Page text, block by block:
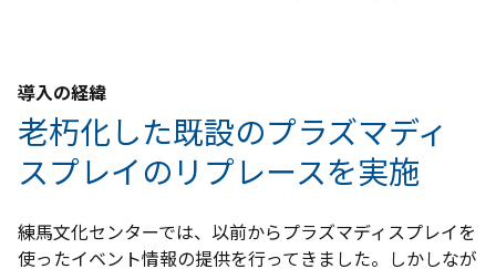
導入の経緯
老朽化した既設のプラズマディ
スプレイのリプレースを実施
練馬文化センターでは、以前からプラズマディスプレイを
使ったイベント情報の提供を行ってきました。しかしなが